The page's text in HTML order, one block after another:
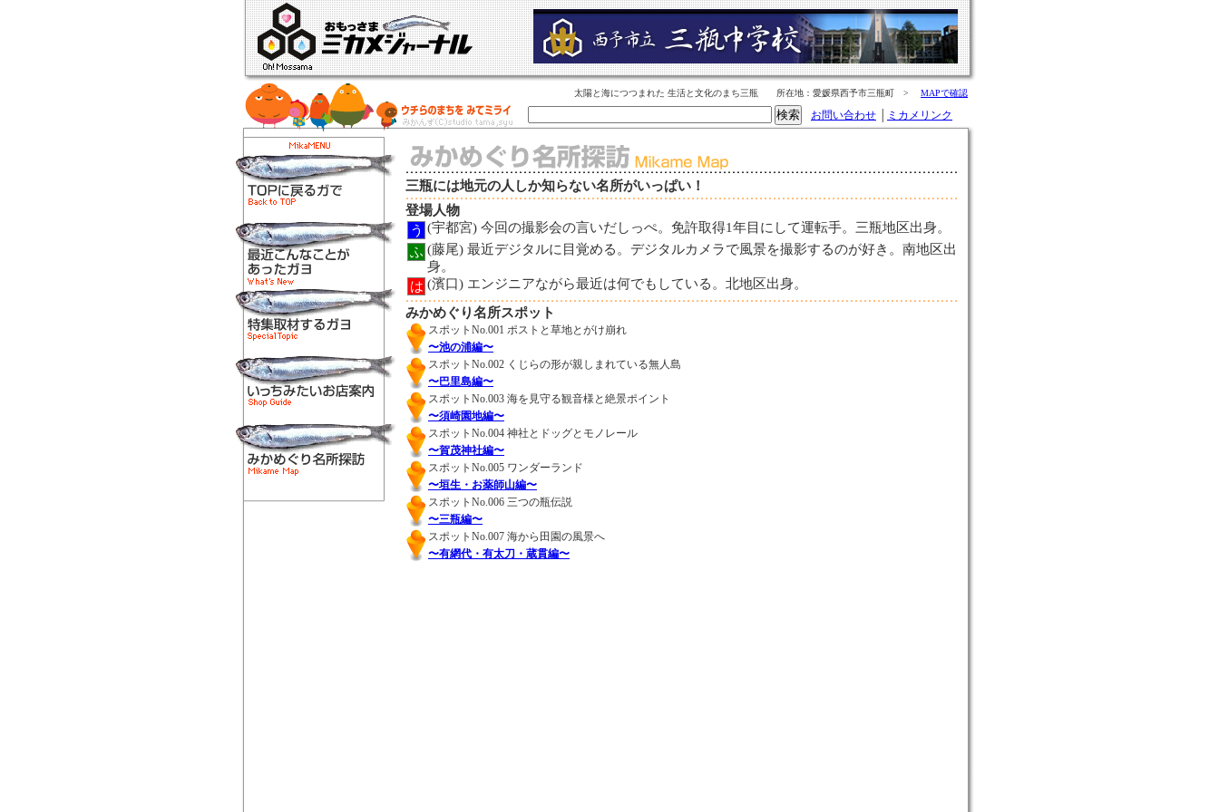
太陽と海につつまれた 生活と文化のまち三瓶 所在地：愛媛県西予市三瓶町 > MAPで確認
お問い合わせ ミカメリンク
三瓶には地元の人しか知らない名所がいっぱい！
登場人物
う (宇都宮) 今回の撮影会の言いだしっぺ。免許取得1年目にして運転手。三瓶地区出身。
ふ (藤尾) 最近デジタルに目覚める。デジタルカメラで風景を撮影するのが好き。南地区出
身。
は (濱口) エンジニアながら最近は何でもしている。北地区出身。
みかめぐり名所スポット
スポットNo.001 ポストと草地とがけ崩れ
〜池の浦編〜
スポットNo.002 くじらの形が親しまれている無人島
〜巴里島編〜
スポットNo.003 海を見守る観音様と絶景ポイント
〜須崎園地編〜
スポットNo.004 神社とドッグとモノレール
〜賀茂神社編〜
スポットNo.005 ワンダーランド
〜垣生・お薬師山編〜
スポットNo.006 三つの瓶伝説
〜三瓶編〜
スポットNo.007 海から田園の風景へ
〜有網代・有太刀・蔵貫編〜